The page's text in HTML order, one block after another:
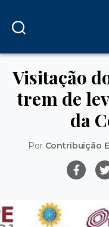
Visitação
trem de
da
Por Contribuição